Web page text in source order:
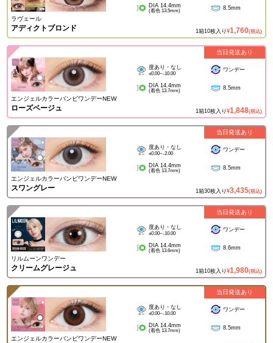
ラヴェール
アディクトブロンド
DIA 14.4mm
(着色 13.5mm) 8.5mm
1箱10枚入り ¥1,760(税込)
エンジェルカラーバンビワンデーNEW
ローズベージュ
度あり・なし
±0.00~-10.00
ワンデー
DIA 14.4mm
(着色 13.7mm) 8.5mm
1箱10枚入り ¥1,848(税込)
当日発送あり
エンジェルカラーバンビワンデーNEW
スワングレー
度あり・なし
±0.00~-2.00
ワンデー
DIA 14.4mm
(着色 13.7mm) 8.5mm
1箱30枚入り ¥3,435(税込)
当日発送あり
リルムーンワンデー
クリームグレージュ
度あり・なし
±0.00~-10.00
ワンデー
DIA 14.4mm
(着色 13.6mm) 8.6mm
1箱10枚入り ¥1,980(税込)
当日発送あり
エンジェルカラーバンビワンデーNEW
度あり・なし
±0.00~-10.00
ワンデー
DIA 14.4mm
(着色 13.7mm) 8.5mm
当日発送あり